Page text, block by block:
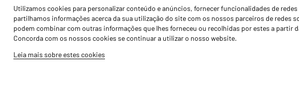
Utilizamos cookies para personalizar conteúdo e anúncios, fornecer funcionalidades de
partilhamos informações acerca da sua utilização do site com os nossos parceiros de redes
podem combinar com outras informações que lhes forneceu ou recolhidas por estes a partir
Concorda com os nossos cookies se continuar a utilizar o nosso website.
Leia mais sobre estes cookies
Identidade
História
Fábrica / Produção
Recursos Humanos
Agricultura
Transportes
Gama Floresta
Notícias